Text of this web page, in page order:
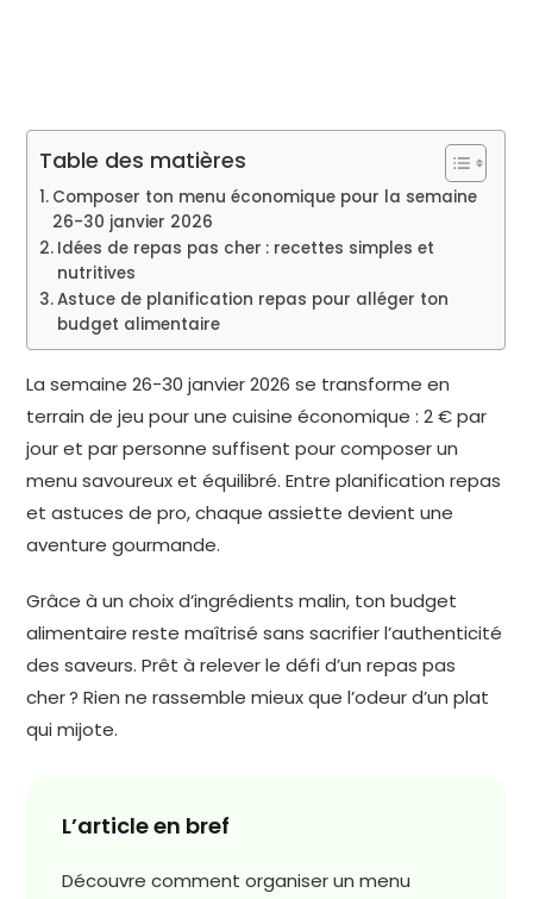
Table des matières
Composer ton menu économique pour la semaine
26-30 janvier 2026
Idées de repas pas cher : recettes simples et
nutritives
Astuce de planification repas pour alléger ton
budget alimentaire
La semaine 26-30 janvier 2026 se transforme en
terrain de jeu pour une cuisine économique : 2 € par
jour et par personne suffisent pour composer un
menu savoureux et équilibré. Entre planification repas
et astuces de pro, chaque assiette devient une
aventure gourmande.
Grâce à un choix d’ingrédients malin, ton budget
alimentaire reste maîtrisé sans sacrifier l’authenticité
des saveurs. Prêt à relever le défi d’un repas pas
cher ? Rien ne rassemble mieux que l’odeur d’un plat
qui mijote.
L’article en bref
Découvre comment organiser un menu